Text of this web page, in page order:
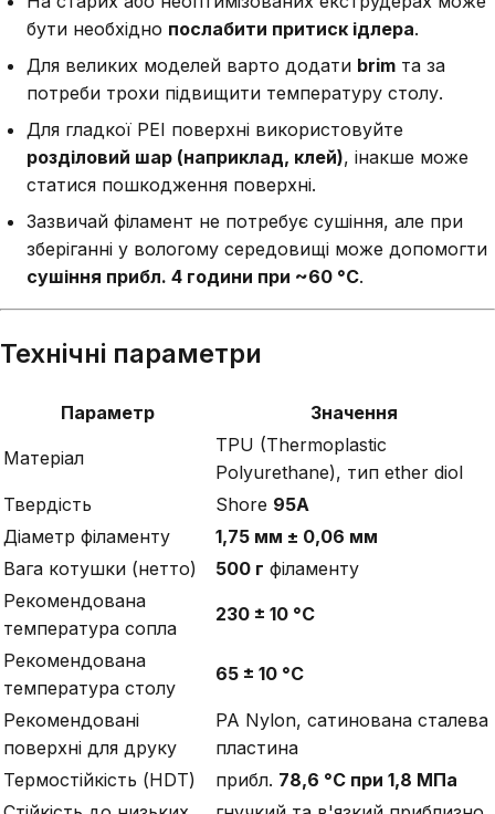
бути необхідно послабити притиск ідлера.
Для великих моделей варто додати brim та за
потреби трохи підвищити температуру столу.
Для гладкої PEI поверхні використовуйте
розділовий шар (наприклад, клей), інакше може
статися пошкодження поверхні.
Зазвичай філамент не потребує сушіння, але при
зберіганні у вологому середовищі може допомогти
сушіння прибл. 4 години при ~60 °C.
Технічні параметри
Параметр Значення
Матеріал
TPU (Thermoplastic
Polyurethane), тип ether diol
Твердість
Shore 95A
Діаметр філаменту
1,75 мм ± 0,06 мм
Вага котушки (нетто)
500 г філаменту
Рекомендована
температура сопла
230 ± 10 °C
Рекомендована
температура столу
65 ± 10 °C
Рекомендовані
поверхні для друку
PA Nylon, сатинована сталева
пластина
Термостійкість (HDT)
прибл. 78,6 °C при 1,8 МПа